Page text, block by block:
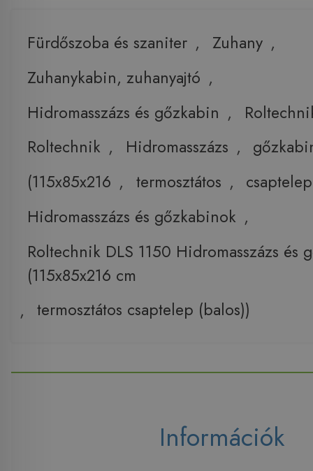
Fürdőszoba és szaniter , Zuhany ,
Zuhanykabin, zuhanyajtó ,
Hidromasszázs és gőzkabin ,
Roltechnik , Hidromasszázs ,
(115x85x216 , termosztátos , csaptelep
Hidromasszázs és gőzkabinok ,
Roltechnik DLS 1150 Hidromasszázs és
(115x85x216 cm
, termosztátos csaptelep (balos))
Információk